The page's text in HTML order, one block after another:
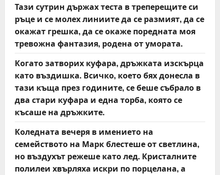
Тази сутрин държах теста в треперещите си
ръце и се молех линиите да се размият, да се
окажат грешка, да се окаже поредната моя
тревожна фантазия, родена от умората.
Когато затворих куфара, дръжката изскърца
като въздишка. Всичко, което бях донесла в
тази къща през годините, се беше събрало в
два стари куфара и една торба, която се
късаше на дръжките.
Коледната вечеря в имението на
семейството на Марк блестеше от светлина,
но въздухът режеше като лед. Кристалните
полилеи хвърляха искри по порцелана, а